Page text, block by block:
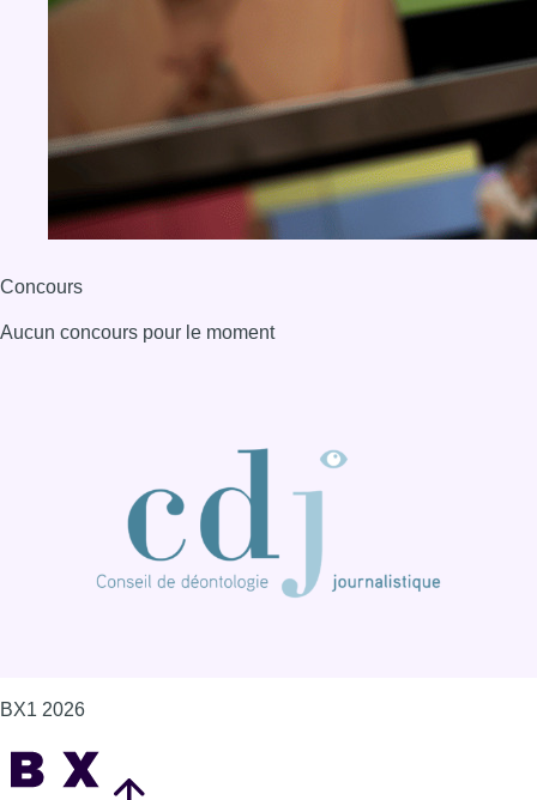
Concours
Aucun concours pour le moment
BX1 2026